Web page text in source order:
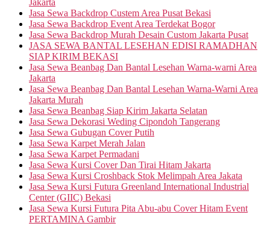
Jasa Sewa Backdrop Custem Area Pusat Bekasi
Jasa Sewa Backdrop Event Area Terdekat Bogor
Jasa Sewa Backdrop Murah Desain Custom Jakarta Pusat
JASA SEWA BANTAL LESEHAN EDISI RAMADHAN
SIAP KIRIM BEKASI
Jasa Sewa Beanbag Dan Bantal Lesehan Warna-warni Area
Jakarta
Jasa Sewa Beanbag Dan Bantal Lesehan Warna-Warni Area
Jakarta Murah
Jasa Sewa Beanbag Siap Kirim Jakarta Selatan
Jasa Sewa Dekorasi Weding Cipondoh Tangerang
Jasa Sewa Gubugan Cover Putih
Jasa Sewa Karpet Merah Jalan
Jasa Sewa Karpet Permadani
Jasa Sewa Kursi Cover Dan Tirai Hitam Jakarta
Jasa Sewa Kursi Croshback Stok Melimpah Area Jakata
Jasa Sewa Kursi Futura Greenland International Industrial
Center (GIIC) Bekasi
Jasa Sewa Kursi Futura Pita Abu-abu Cover Hitam Event
PERTAMINA Gambir